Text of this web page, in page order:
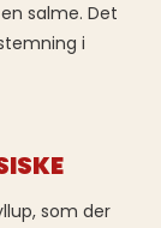
salme. Det
i
som der